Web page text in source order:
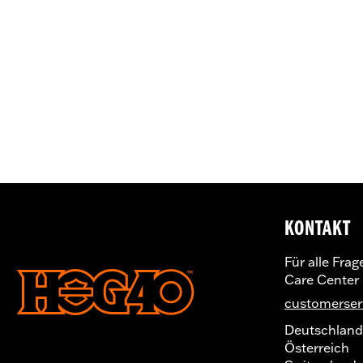
KONTAKT
Für alle
Care Center
Deutschland
Österreich